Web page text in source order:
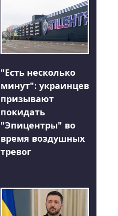
"Есть несколько
минут": украинцев
призывают
покидать
"Эпицентры" во
время воздушных
тревог